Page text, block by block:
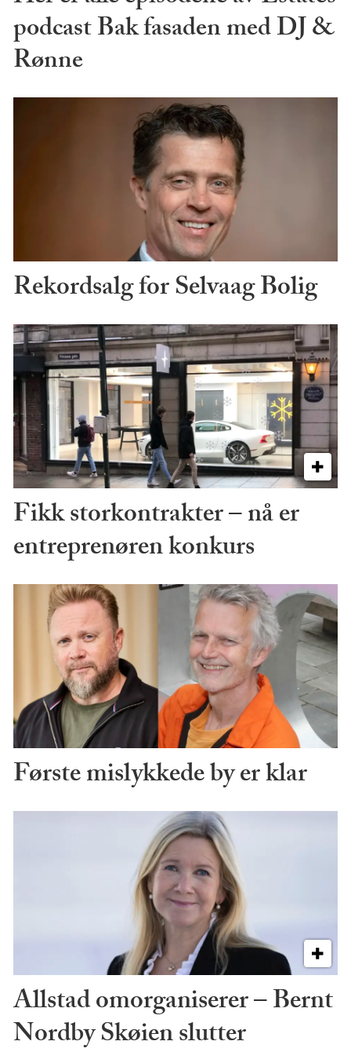
podcast Bak fasaden med DJ &
Rønne
Rekordsalg for Selvaag Bolig
Fikk storkontrakter – nå er
entreprenøren konkurs
Første mislykkede by er klar
Allstad omorganiserer – Bernt
Nordby Skøien slutter